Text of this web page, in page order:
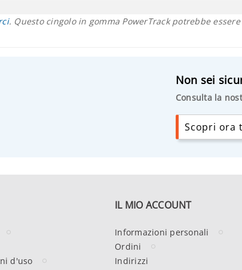
. Questo cingolo in gomma PowerTrack potrebbe
Non sei
Consulta la
Scopri ora
d'uso
IL MIO ACCOUNT
Informazioni personali
Ordini
Indirizzi